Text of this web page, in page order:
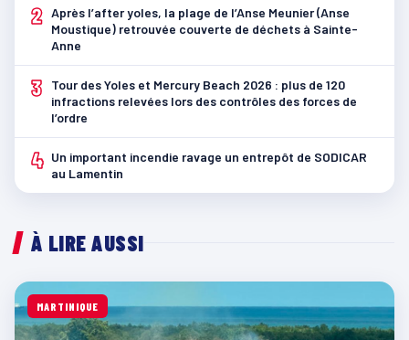
2 Après l’after yoles, la plage de l’Anse Meunier (Anse
Moustique) retrouvée couverte de déchets à Sainte-
Anne
3
Tour des Yoles et Mercury Beach 2026 : plus de 120
infractions relevées lors des contrôles des forces de
l’ordre
4 Un important incendie ravage un entrepôt de SODICAR
au Lamentin
À LIRE AUSSI
MARTINIQUE